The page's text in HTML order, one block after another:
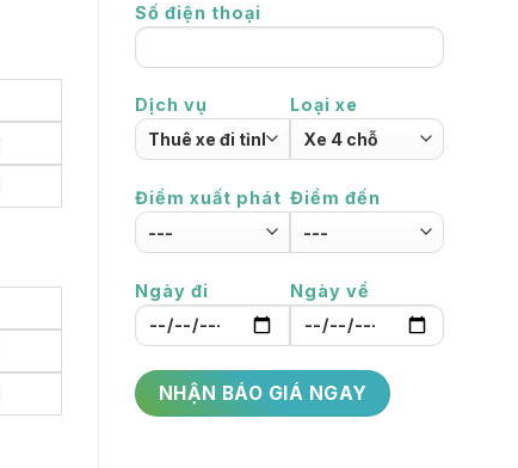
Số điện thoại
Dịch vụ Loại xe
Điểm xuất phát Điểm đến
Ngày đi Ngày về